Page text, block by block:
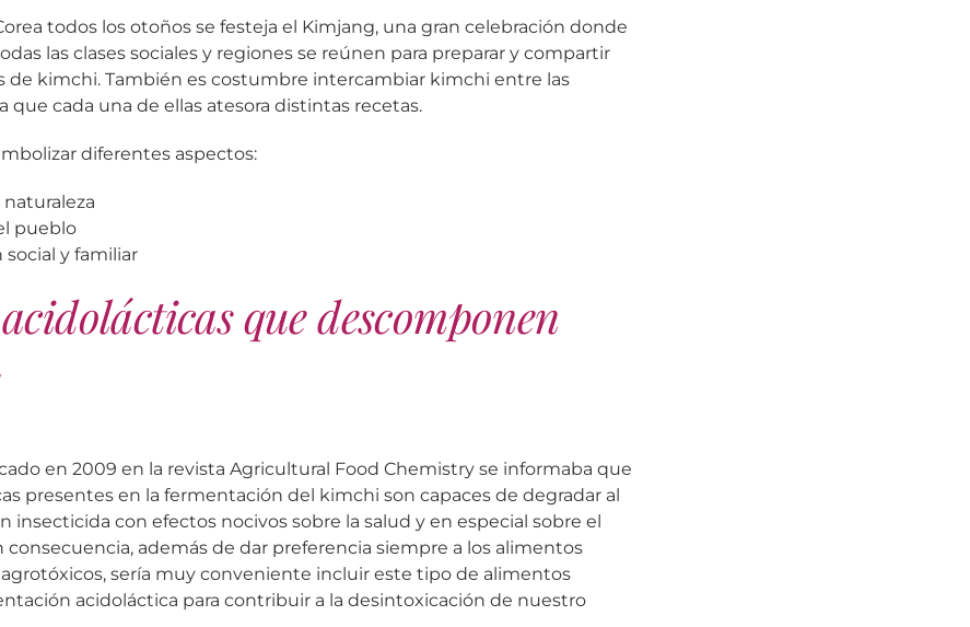
todos los otoños se festeja el Kimjang, una gran celebración donde
las clases sociales y regiones se reúnen para preparar y compartir
de kimchi. También es costumbre intercambiar kimchi entre las
que cada una de ellas atesora distintas recetas.
diferentes aspectos:
pueblo
social y familiar
que descomponen
en 2009 en la revista Agricultural Food Chemistry se informaba que
presentes en la fermentación del kimchi son capaces de degradar al
insecticida con efectos nocivos sobre la salud y en especial sobre el
consecuencia, además de dar preferencia siempre a los alimentos
sería muy conveniente incluir este tipo de alimentos
acidoláctica para contribuir a la desintoxicación de nuestro